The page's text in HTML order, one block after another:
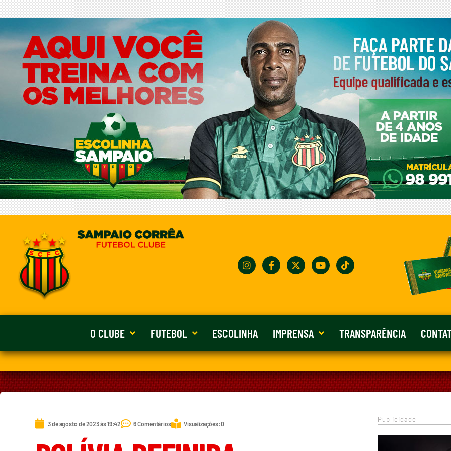
O CLUBE FUTEBOL ESCOLINHA IMPRENSA TRANSPARÊNCIA
3 de agosto de 2023 às 19:42 6 Comentários Visualizações: 0
Publicidade